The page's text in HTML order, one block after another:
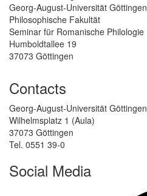
Georg-August-Universität Göttingen
Philosophische Fakultät
Seminar für Romanische Philologie
Humboldtallee 19
37073 Göttingen
Contacts
Georg-August-Universität Göttingen
Wilhelmsplatz 1 (Aula)
37073 Göttingen
Tel. 0551 39-0
Social Media